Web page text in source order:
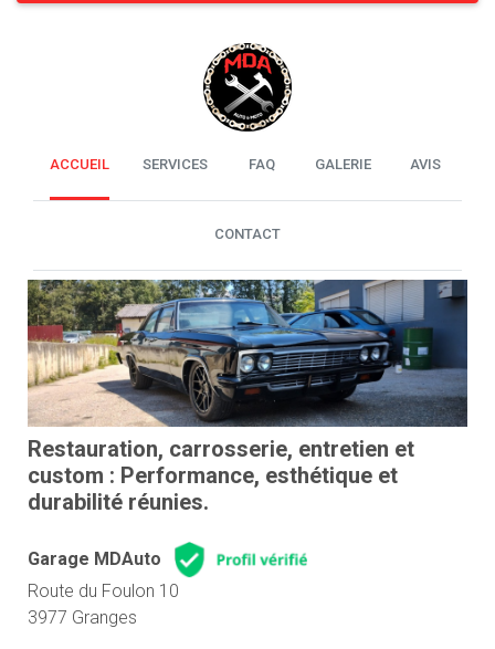
ACCUEIL SERVICES FAQ GALERIE AVIS
CONTACT
Restauration, carrosserie, entretien et
custom : Performance, esthétique et
durabilité réunies.
Garage MDAuto
Route du Foulon 10
3977 Granges